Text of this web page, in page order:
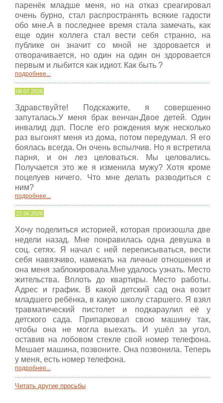
паренёк младше меня, но на отказ среагировал
очень бурно, стал распространять всякие гадости
обо мне.А в последнее время стала замечать, как
еще один коллега стал вести себя странно, на
публике он значит со мной не здоровается и
отворачивается, но один на один он здоровается
первым и лыбится как идиот. Как быть ?
подробнее...
08.07.2026
Здравствуйте! Подскажите, я совершенно
запуталась.У меня брак венчан.Двое детей. Один
инвалид дцп. После его рождения муж несколько
раз выгонят меня из дома, потом передумал. Я его
боялась всегда. Он очень вспылчив. Но я встретила
парня, и он лез целоваться. Мы целовались.
Получается это же я изменила мужу? Хотя кроме
поцелуев ничего. Что мне делать разводиться с
ним?
подробнее...
22.06.2026
Хочу поделиться историей, которая произошла две
недели назад. Мне понравилась одна девушка в
соц. сетях. Я начал с ней переписываться, вести
себя навязчиво, намекать на личные отношения и
она меня заблокировала.Мне удалось узнать. Место
жительства. Вплоть до квартиры. Место работы.
Адрес и график. В какой детский сад она возит
младшего ребёнка, в какую школу старшего. Я взял
травматический пистолет и подкараулил её у
детского сада. Припарковал свою машину так,
чтобы она не могла выехать. И ушёл за угол,
оставив на лобовом стекле свой номер телефона.
Мешает машина, позвоните. Она позвонила. Теперь
у меня, есть номер телефона.
подробнее...
Читать другие просьбы